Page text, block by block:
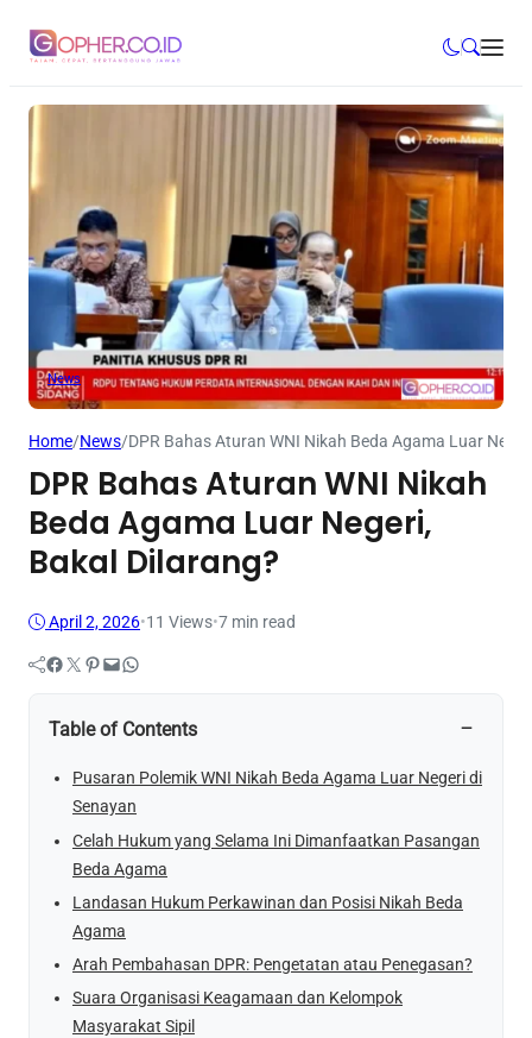
News
Home/News/DPR Bahas Aturan WNI Nikah Beda Agama Luar
DPR Bahas Aturan WNI Nikah
Beda Agama Luar Negeri,
Bakal Dilarang?
April 2, 2026•11 Views•7 min read
Facebook Twitter Pinterest Mail WhatsApp
Table of Contents −
Pusaran Polemik WNI Nikah Beda Agama Luar Negeri di
Senayan
Celah Hukum yang Selama Ini Dimanfaatkan Pasangan
Beda Agama
Landasan Hukum Perkawinan dan Posisi Nikah Beda
Agama
Arah Pembahasan DPR: Pengetatan atau Penegasan?
Suara Organisasi Keagamaan dan Kelompok
Masyarakat Sipil